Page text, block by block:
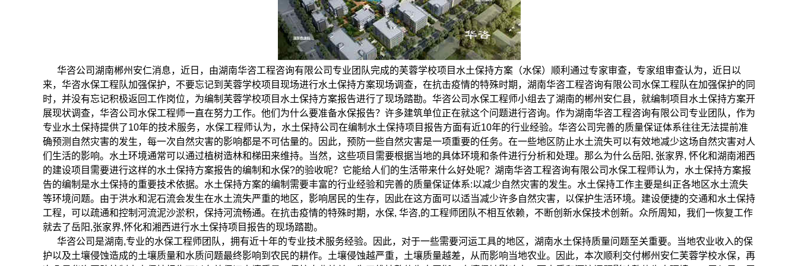
华咨公司湖南郴州安仁消息，近日，由湖南华咨工程咨询有限公司专业团队完成的芙蓉学校项目 水土保持方案（水保）顺利通过专家审查，专家组审查认为，近日以
来，华咨水保工程队加强保护，不要忘记到芙蓉学校项目现场进行水土保持方案现场调查， 在抗击疫情的特殊时期，湖南华咨工程咨询有限公司水保工程队在加强保护的同
时，并没有忘记积极返回工作岗位，为编制芙蓉学校项目水土保持方案报告进行了现场踏勘。华咨公司水保工程师小组去了湖南的郴州安仁县，就编制项目水土保持方案开
展现状调查，华咨公司水保工程师一直在努力工作。他们为什么要准备水保报告？许多建筑单位正在就这个问题进行咨询。作为湖南华咨工程咨询有限公司专业团队，作为
专业水土保持提供了10年的技术服务，水保工程师认为，水土保持公司在编制水土保持项目报告方面有近10年的行业经验。华咨公司完善的质量保证体系往往无法提前准
确预测自然灾害的发生，每一次自然灾害的影响都是不可估量的。因此，预防一些自然灾害是一项重要的任务。在一些地区防止水土流失可以有效地减少这场自然灾害对人
们生活的影响。水土环境通常可以通过植树造林和梯田来维持。当然，这些项目需要根据当地的具体环境和条件进行分析和处理。那么为什么岳阳, 张家界, 怀化和湖南湘西
的建设项目需要进行这样的水土保持方案报告的编制和水保?的验收呢？它能给人们的生活带来什么好处呢？ 湖南华咨工程咨询有限公司水保工程师认为，水土保持方案报
告的编制是水土保持的重要技术依据。水土保持方案的编制需要丰富的行业经验和完善的质量保证体系:以减少自然灾害的发生。水土保持工作主要是纠正各地区水土流失
等环境问题。由于洪水和泥石流会发生在水土流失严重的地区，影响居民的生存，因此在这方面可以适当减少许多自然灾害，以保护生活环境。建设便捷的交通和水土保持
工程，可以疏通和控制河流泥沙淤积，保持河流畅通。 在抗击疫情的特殊时期，水保, 华咨,的工程师团队不相互依赖，不断创新水保技术创新。众所周知，我们一恢复工作
就去了岳阳,张家界,怀化和湘西进行水土保持项目报告的现场踏勘。
华咨公司是湖南,专业的水保工程师团队，拥有近十年的专业技术服务经验。因此，对于一些需要河运工具的地区，湖南水土保持质量问题至关重要。当地农业收入的保
护以及土壤侵蚀造成的土壤质量和水质问题最终影响到农民的耕作。土壤侵蚀越严重，土壤质量越差，从而影响当地农业。因此，本次顺利交付郴州安仁芙蓉学校水保，再